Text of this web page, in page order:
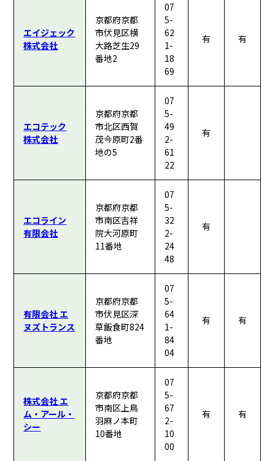
エイジェック
株式会社
京都府京都
市伏見区横
大路芝生29
番地2
07
5-
62
1-
18
69
有 有
エコテック
株式会社
京都府京都
市北区西賀
茂今原町2番
地の5
07
5-
49
2-
61
22
有
エコライン
有限会社
京都府京都
市南区吉祥
院大河原町
11番地
07
5-
32
2-
24
48
有
有限会社 エ
ヌズトランス
京都府京都
市伏見区深
草飯食町824
番地
07
5-
64
1-
84
04
有 有
株式会社 エ
ム・アール・
シー
京都府京都
市南区上鳥
羽麻ノ本町
10番地
07
5-
67
2-
10
00
有 有